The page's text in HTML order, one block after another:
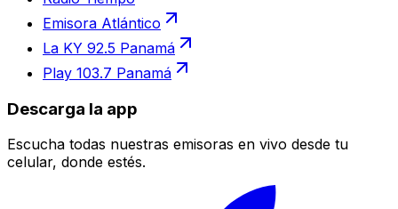
Emisora Atlántico
La KY 92.5 Panamá
Play 103.7 Panamá
Descarga la app
Escucha todas nuestras emisoras en vivo desde tu
celular, donde estés.